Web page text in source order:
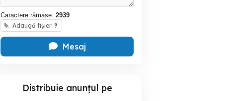
Caractere rămase: 2939
Adaugă fișier ?
Mesaj
Distribuie anunțul pe